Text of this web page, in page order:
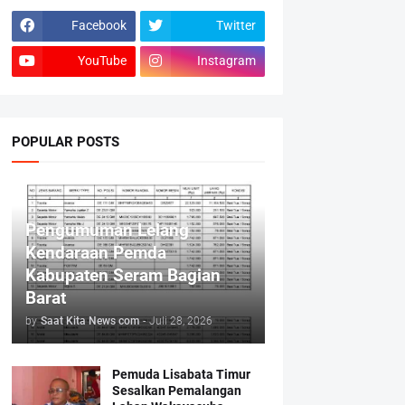
Facebook Twitter
YouTube Instagram
POPULAR POSTS
Pengumuman Lelang
Kendaraan Pemda
Kabupaten Seram Bagian
Barat
by Saat Kita News com - Juli 28, 2026
Pemuda Lisabata Timur
Sesalkan Pemalangan